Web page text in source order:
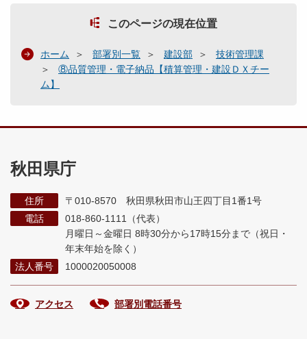
このページの現在位置
ホーム 部署別一覧 建設部
技術管理課
⑧品質管理・電子納品【積算管理・建設ＤＸチー
ム】
秋田県庁
住所
〒010-8570 秋田県秋田市山王四丁目1番1号
電話
018-860-1111（代表）
月曜日～金曜日 8時30分から17時15分まで （祝日・
年末年始を除く）
法人番号
1000020050008
アクセス 部署別電話番号